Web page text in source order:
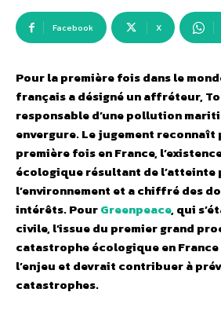
Facebook X
Pour la première fois dans le
français a désigné un affréteur,
responsable d’une pollution
envergure. Le jugement
première fois en France,
écologique résultant de l’atteinte
l’environnement et a chiffré des
intérêts. PourGreenpeace, qui
civile, l’issue du premier grand
catastrophe écologique en
l’enjeu et devrait contribuer à
catastrophes.